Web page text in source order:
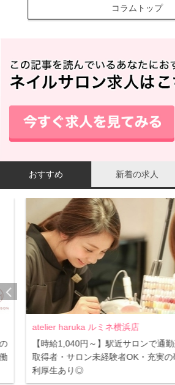
活リズムが乱れてしまいます。さら
かりと届かずに、28日周期でまわる
ターンオーバーが乱れると、肌が乾
ても回復できずに、乾燥肌がいつま
なってしまいます。そのため、規則
も、乾燥肌の改善には必要です。
朝洗顔の必要性について
コラムトップ
おすすめ 新着の求人
福
I-nails 大宮店
独自のバックアッププログラムで
えます！